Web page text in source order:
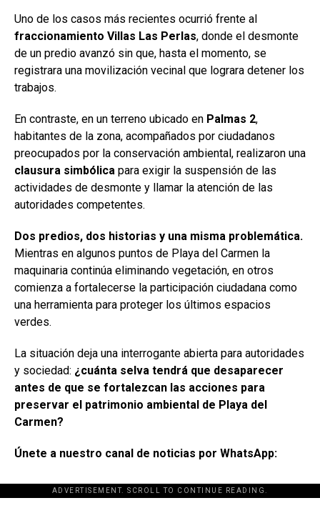
Uno de los casos más recientes ocurrió frente al
fraccionamiento Villas Las Perlas, donde el desmonte
de un predio avanzó sin que, hasta el momento, se
registrara una movilización vecinal que lograra detener los
trabajos.
En contraste, en un terreno ubicado en Palmas 2,
habitantes de la zona, acompañados por ciudadanos
preocupados por la conservación ambiental, realizaron una
clausura simbólica para exigir la suspensión de las
actividades de desmonte y llamar la atención de las
autoridades competentes.
Dos predios, dos historias y una misma problemática.
Mientras en algunos puntos de Playa del Carmen la
maquinaria continúa eliminando vegetación, en otros
comienza a fortalecerse la participación ciudadana como
una herramienta para proteger los últimos espacios
verdes.
La situación deja una interrogante abierta para autoridades
y sociedad: ¿cuánta selva tendrá que desaparecer
antes de que se fortalezcan las acciones para
preservar el patrimonio ambiental de Playa del
Carmen?
Únete a nuestro canal de noticias por WhatsApp:
ADVERTISEMENT. SCROLL TO CONTINUE READING.
[adsforwp id="243463"]